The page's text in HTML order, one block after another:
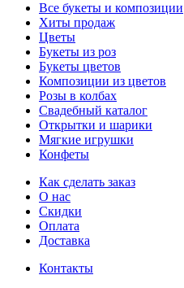
Все букеты и композиции
Хиты продаж
Цветы
Букеты из роз
Букеты цветов
Композиции из цветов
Розы в колбах
Свадебный каталог
Открытки и шарики
Мягкие игрушки
Конфеты
Как сделать заказ
О нас
Скидки
Оплата
Доставка
Контакты